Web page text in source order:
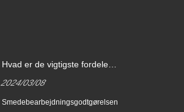
Hvad er de vigtigste fordele
forhold til almindelig
formsmedning?
2024/03/08
Smedebearbejdningsgodtgørelsen